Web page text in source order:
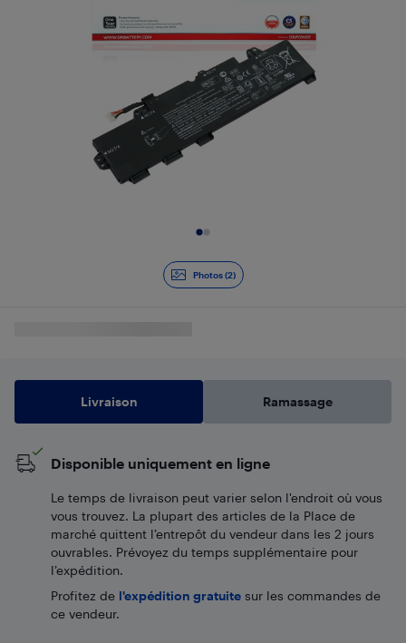
Photos (2)
Livraison Ramassage
Disponible uniquement en ligne
Le temps de livraison peut varier selon l'endroit où vous
vous trouvez. La plupart des articles de la Place de
marché quittent l’entrepôt du vendeur dans les 2 jours
ouvrables. Prévoyez du temps supplémentaire pour
l’expédition.
Profitez de l'expédition gratuite sur les commandes de
ce vendeur.